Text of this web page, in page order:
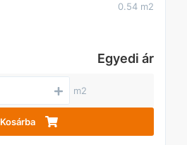
0.54 m2
Egyedi ár
m2
Kosárba